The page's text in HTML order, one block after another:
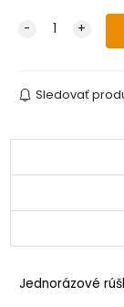
Sledovať
Jednorázové